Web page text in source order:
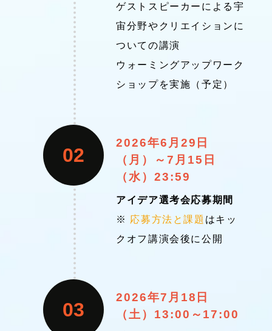
ゲストスピーカーによる宇
宙分野やクリエイションに
ついての講演
ウォーミングアップワーク
ショップを実施（予定）
02
2026年6月29日
（月）～7月15日
（水）23:59
アイデア選考会応募期間
※ 応募方法と課題 はキッ
クオフ講演会後に公開
03
2026年7月18日
（土）13:00～17:00